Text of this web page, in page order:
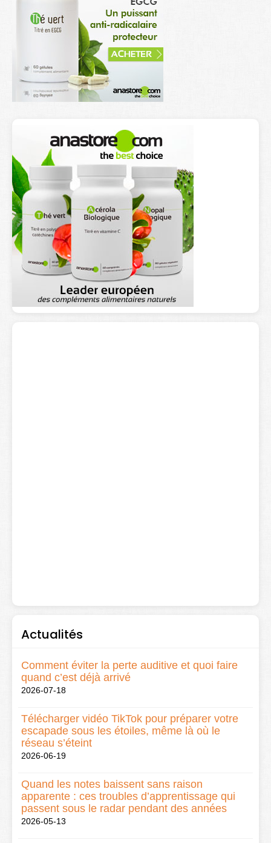
Actualités
Comment éviter la perte auditive et quoi faire
quand c’est déjà arrivé
2026-07-18
Télécharger vidéo TikTok pour préparer votre
escapade sous les étoiles, même là où le
réseau s’éteint
2026-06-19
Quand les notes baissent sans raison
apparente : ces troubles d’apprentissage qui
passent sous le radar pendant des années
2026-05-13